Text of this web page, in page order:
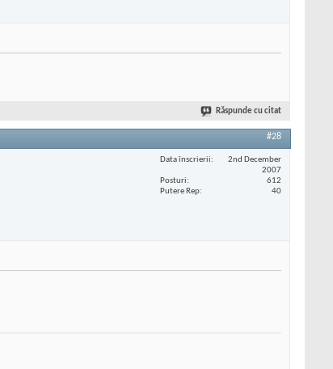
Răspunde cu citat
#28
Data înscrierii
2nd December
2007
Posturi
612
Putere Rep
40